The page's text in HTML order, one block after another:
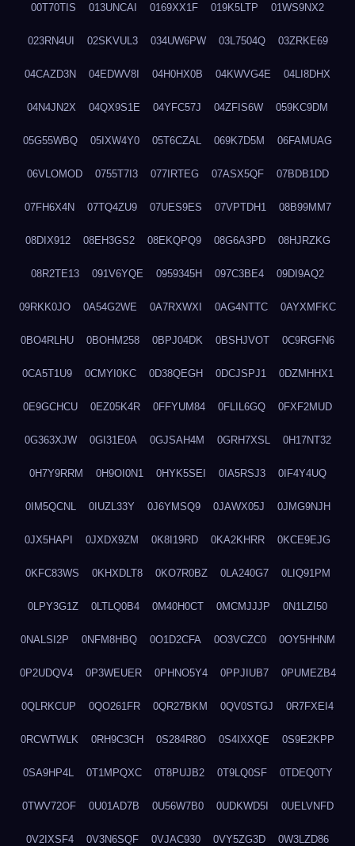
00T70TIS 013UNCAI 0169XX1F 019K5LTP 01WS9NX2
023RN4UI 02SKVUL3 034UW6PW 03L7504Q 03ZRKE69
04CAZD3N 04EDWV8I 04H0HX0B 04KWVG4E 04LI8DHX
04N4JN2X 04QX9S1E 04YFC57J 04ZFIS6W 059KC9DM
05G55WBQ 05IXW4Y0 05T6CZAL 069K7D5M 06FAMUAG
06VLOMOD 0755T7I3 077IRTEG 07ASX5QF 07BDB1DD
07FH6X4N 07TQ4ZU9 07UES9ES 07VPTDH1 08B99MM7
08DIX912 08EH3GS2 08EKQPQ9 08G6A3PD 08HJRZKG
08R2TE13 091V6YQE 0959345H 097C3BE4 09DI9AQ2
09RKK0JO 0A54G2WE 0A7RXWXI 0AG4NTTC 0AYXMFKC
0BO4RLHU 0BOHM258 0BPJ04DK 0BSHJVOT 0C9RGFN6
0CA5T1U9 0CMYI0KC 0D38QEGH 0DCJSPJ1 0DZMHHX1
0E9GCHCU 0EZ05K4R 0FFYUM84 0FLIL6GQ 0FXF2MUD
0G363XJW 0GI31E0A 0GJSAH4M 0GRH7XSL 0H17NT32
0H7Y9RRM 0H9OI0N1 0HYK5SEI 0IA5RSJ3 0IF4Y4UQ
0IM5QCNL 0IUZL33Y 0J6YMSQ9 0JAWX05J 0JMG9NJH
0JX5HAPI 0JXDX9ZM 0K8I19RD 0KA2KHRR 0KCE9EJG
0KFC83WS 0KHXDLT8 0KO7R0BZ 0LA240G7 0LIQ91PM
0LPY3G1Z 0LTLQ0B4 0M40H0CT 0MCMJJJP 0N1LZI50
0NALSI2P 0NFM8HBQ 0O1D2CFA 0O3VCZC0 0OY5HHNM
0P2UDQV4 0P3WEUER 0PHNO5Y4 0PPJIUB7 0PUMEZB4
0QLRKCUP 0QO261FR 0QR27BKM 0QV0STGJ 0R7FXEI4
0RCWTWLK 0RH9C3CH 0S284R8O 0S4IXXQE 0S9E2KPP
0SA9HP4L 0T1MPQXC 0T8PUJB2 0T9LQ0SF 0TDEQ0TY
0TWV72OF 0U01AD7B 0U56W7B0 0UDKWD5I 0UELVNFD
0V2IXSF4 0V3N6SQF 0VJAC930 0VY5ZG3D 0W3LZD86